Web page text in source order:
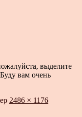
выделите
вам очень
2486 × 1176